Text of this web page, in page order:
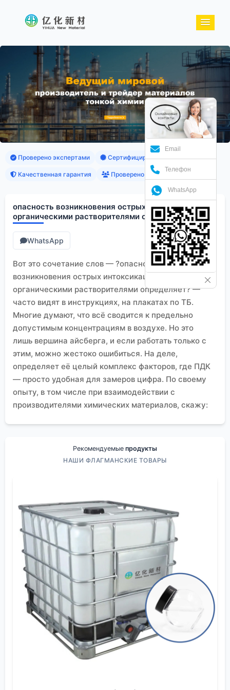
Проверено экспертами Сертифицированные продукты
Качественная гарантия Проверено клиентами
опасность возникновения острых интоксикаций
органическими растворителями определяет
WhatsApp
Вот это сочетание слов — ?опасность
возникновения острых интоксикаций
органическими растворителями определяет? —
часто видят в инструкциях, на плакатах по ТБ.
Многие думают, что всё сводится к предельно
допустимым концентрациям в воздухе. Но это
лишь вершина айсберга, и если работать только с
этим, можно жестоко ошибиться. На деле,
определяет её целый комплекс факторов, где ПДК
— просто удобная для замеров цифра. По своему
опыту, в том числе при взаимодействии с
производителями химических материалов, скажу:
Где кроется реальный риск: неочевидные
покрытий или очистки деталей на среднем
производстве. Там могут использовать
высокочистые растворители, скажем, для
обезжиривания плат. Компания вроде
ООО Шэньян
Ихуа Новые Материалы, которая поставляет
материалы для электроники, конечно, поставляет
вещества с паспортами безопасности. Но
опасность острой интоксикации определяет не
чистота вещества сама по себе, а процесс. Работа
в вытяжным шкафом, который не обслуживали
полгода, забита фильтры — и вот уже пары N-
метилпирролидона или диметилформамида,
которые считаются ?контролируемыми?, создают в
Рекомендуемые продукты
НАШИ ФЛАГМАНСКИЕ ТОВАРЫ
Email
Телефон
WhatsApp